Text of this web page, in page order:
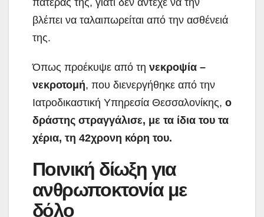
πατέρας της, γιατί δεν άντεχε να την
βλέπει να ταλαιπωρείται από την ασθένειά
της.
Όπως προέκυψε από τη νεκροψία –
νεκροτομή, που διενεργήθηκε από την
Ιατροδικαστική Υπηρεσία Θεσσαλονίκης, ο
δράστης στραγγάλισε, με τα ίδια του τα
χέρια, τη 42χρονη κόρη του.
Ποινική δίωξη για
ανθρωποκτονία με
δόλο